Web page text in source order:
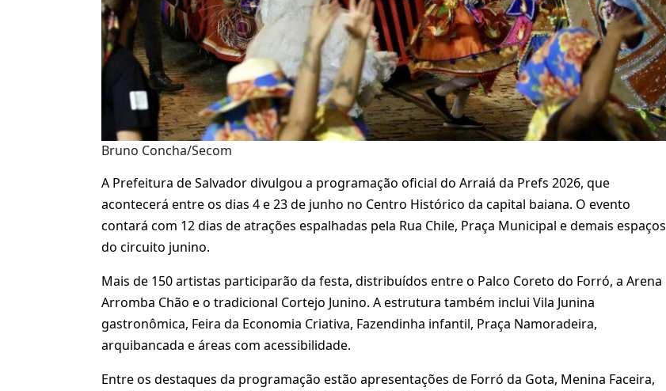
Bruno Concha/Secom
A Prefeitura de Salvador divulgou a programação oficial do Arraiá da Prefs 2026, que
acontecerá entre os dias 4 e 23 de junho no Centro Histórico da capital baiana. O evento
contará com 12 dias de atrações espalhadas pela Rua Chile, Praça Municipal e demais espaços
do circuito junino.
Mais de 150 artistas participarão da festa, distribuídos entre o Palco Coreto do Forró, a Arena
Arromba Chão e o tradicional Cortejo Junino. A estrutura também inclui Vila Junina
gastronômica, Feira da Economia Criativa, Fazendinha infantil, Praça Namoradeira,
arquibancada e áreas com acessibilidade.
Entre os destaques da programação estão apresentações de Forró da Gota, Menina Faceira,